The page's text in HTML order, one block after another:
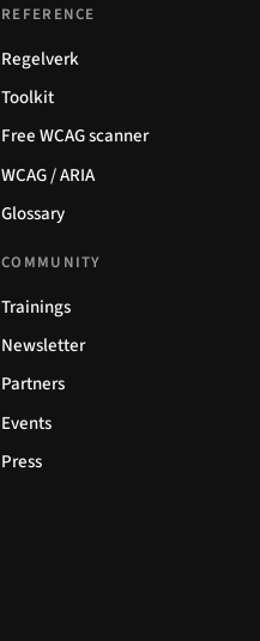
REFERENCE
Regelverk
Toolkit
Free WCAG scanner
WCAG / ARIA
Glossary
COMMUNITY
Trainings
Newsletter
Partners
Events
Press